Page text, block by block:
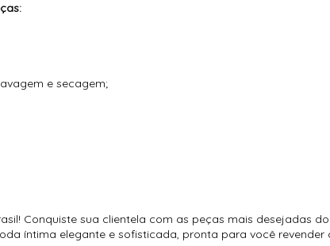
e secagem;
Conquiste sua clientela com as peças mais desejadas
íntima elegante e sofisticada, pronta para você revender